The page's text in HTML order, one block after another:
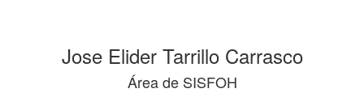
Jose Elider Tarrillo Carrasco
Área de SISFOH